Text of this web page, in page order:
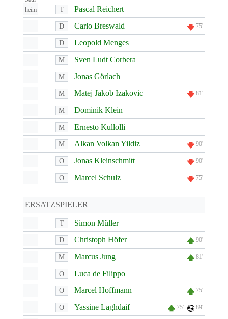
T Pascal Reichert
D Carlo Breswald 75'
D Leopold Menges
M Sven Ludt Corbera
M Jonas Görlach
M Matej Jakob Izakovic 81'
M Dominik Klein
M Ernesto Kullolli
M Alkan Volkan Yildiz 90'
O Jonas Kleinschmitt 90'
O Marcel Schulz 75'
ERSATZSPIELER
T Simon Müller
D Christoph Höfer 90'
M Marcus Jung 81'
O Luca de Filippo
O Marcel Hoffmann 75'
O Yassine Laghdaif 75' 89'